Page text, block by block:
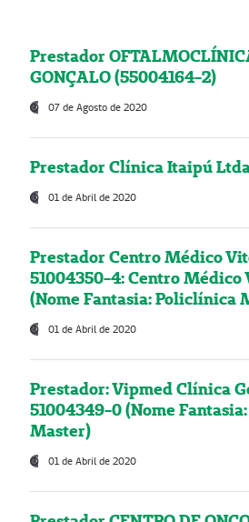
Prestador
GONÇALO (55004164-2)
07 de Agosto de 2020
Prestador Clínica Itaipú
01 de Abril de 2020
Prestador Centro Médico
51004350-4: Centro
(Nome Fantasia: Policlínica
01 de Abril de 2020
Prestador: Vipmed Clínica
51004349-0 (Nome
Master)
01 de Abril de 2020